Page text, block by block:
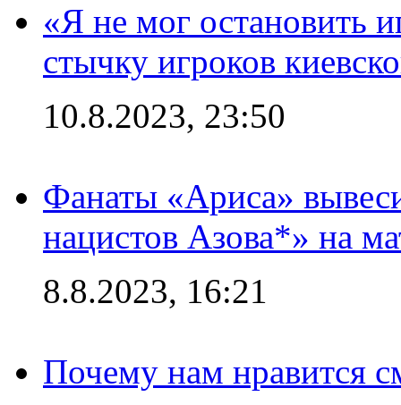
«Я не мог остановить
стычку игроков
10.8.2023, 23:50
Фанаты «Ариса»
нацистов Азова*» на
8.8.2023, 16:21
Почему нам нравится